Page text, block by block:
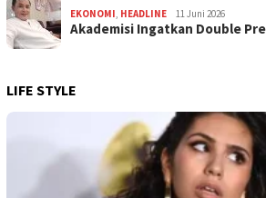
EKONOMI, HEADLINE 11 Juni 2026
Akademisi Ingatkan Double
LIFE STYLE